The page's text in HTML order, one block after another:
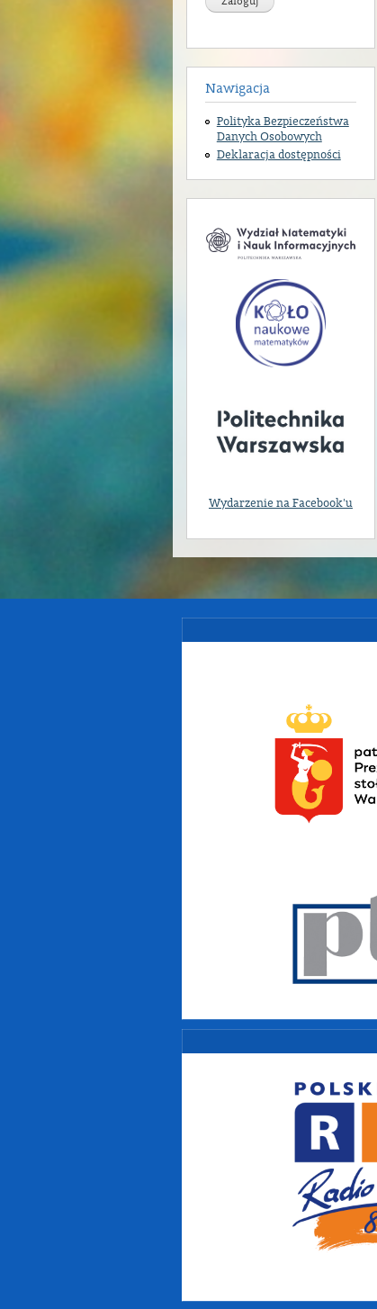
Nawigacja
Polityka Bezpieczeństwa
Danych Osobowych
Deklaracja dostępności
Wydarzenie na Facebook'u